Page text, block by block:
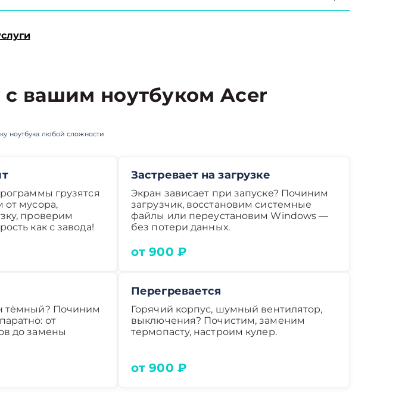
с вашим ноутбуком Acer
ноутбука любой сложности
грузятся
от мусора,
проверим
как с завода!
Застревает на загрузке
Экран зависает при запуске? Починим
загрузчик, восстановим системные
файлы или переустановим Windows —
без потери данных.
от 900 ₽
тёмный? Починим
от
до замены
Перегревается
Горячий корпус, шумный вентилятор,
выключения? Почистим, заменим
термопасту, настроим кулер.
от 900 ₽